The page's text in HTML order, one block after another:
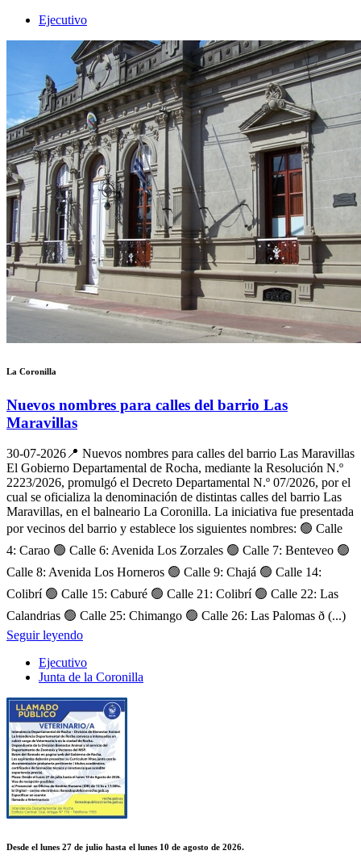
Ejecutivo
La Coronilla
Nuevos nombres para calles del barrio Las
Maravillas
30-07-2026 📍 Nuevos nombres para calles del barrio Las Maravillas
El Gobierno Departamental de Rocha, mediante la Resolución N.º
2223/2026, promulgó el Decreto Departamental N.º 07/2026, por el
cual se oficializa la denominación de distintas calles del barrio Las
Maravillas, en el balneario La Coronilla. La iniciativa fue presentada
por vecinos del barrio y establece los siguientes nombres: 🟢 Calle
4: Carao 🟢 Calle 6: Avenida Los Zorzales 🟢 Calle 7: Benteveo 🟢
Calle 8: Avenida Los Horneros 🟢 Calle 9: Chajá 🟢 Calle 14:
Colibrí 🟢 Calle 15: Caburé 🟢 Calle 21: Colibrí 🟢 Calle 22: Las
Calandrias 🟢 Calle 25: Chimango 🟢 Calle 26: Las Palomas ð (...)
Seguir leyendo
Ejecutivo
Junta de la Coronilla
Desde el lunes 27 de julio hasta el lunes 10 de agosto de 2026.